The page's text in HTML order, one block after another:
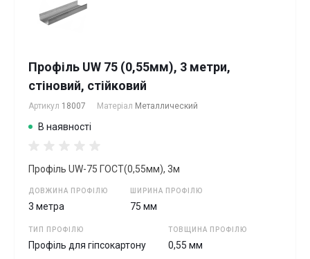
Профіль UW 75 (0,55мм), 3 метри,
стіновий, стійковий
Артикул 18007 Матеріал Металлический
В наявності
Профіль UW-75 ГОСТ(0,55мм), 3м
ДОВЖИНА ПРОФІЛЮ
3 метра
ШИРИНА ПРОФІЛЮ
75 мм
ТИП ПРОФІЛЮ
Профіль для гіпсокартону
ТОВЩИНА ПРОФІЛЮ
0,55 мм